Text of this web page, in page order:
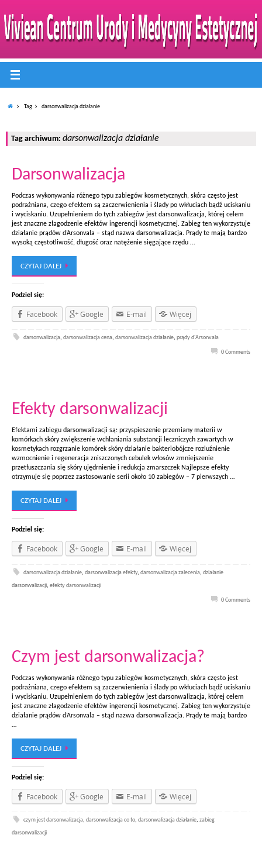
Tag darsonwalizacja działanie
Tag archiwum: darsonwalizacja działanie
Darsonwalizacja
Podczas wykonywania różnego typu zabiegów kosmetycznych, skóra często jest
podrażniana, czego efektem są zaczerwienienia i ślady po wkłuciach bądź uciskaniu
i wyciskaniu. Uzupełnieniem do tych zabiegów jest darsonwalizacja, której celem
jest znaczne złagodzenie efektów ingerencji kosmetycznej. Zabieg ten wykorzystuje
działanie prądów d’Arsonvala – stąd nazwa darsonwalizacja. Prądy te mają bardzo
wysoką częstotliwość, długość oraz natężenie sięgające rzędu …
CZYTAJ DALEJ
Podziel się:
Facebook Google E-mail Więcej
darsonwalizacja,darsonwalizacja cena,darsonwalizacja działanie,prądy d'Arsonvala
0 Comments
Efekty darsonwalizacji
Efektami zabiegu darsonwalizacji są: przyspieszenie przemiany materii w
komórkach skóry zwiększenie wchłaniania substancji leczniczych zawartych w
kosmetykach rozgrzanie komórek skóry działanie bakteriobójcze rozluźnienie
wzmocnienie i regeneracja zniszczonych cebulek włosów zmniejszenie
przetłuszczania się skóry ujędrnienie i redukcja zmarszczek Najlepsze efekty
otrzymuje się poprzez zastosowanie serii około 10 zabiegów – 7 pierwszych …
CZYTAJ DALEJ
Podziel się:
Facebook Google E-mail Więcej
darsonwalizacja działanie,darsonwalizacja efekty,darsonwalizacja zalecenia,działanie
darsonwalizacji, efekty darsonwalizacji
0 Comments
Czym jest darsonwalizacja?
Podczas wykonywania różnego typu zabiegów kosmetycznych, skóra często jest
podrażniana, czego efektem są zaczerwienienia i ślady po wkłuciach bądź uciskaniu
i wyciskaniu. Uzupełnieniem do tych zabiegów jest darsonwalizacja, której celem
jest znaczne złagodzenie efektów ingerencji kosmetycznej. Zabieg ten wykorzystuje
działanie prądów d’Arsonvala – stąd nazwa darsonwalizacja. Prądy te mają bardzo
…
CZYTAJ DALEJ
Podziel się:
Facebook Google E-mail Więcej
czym jest darsonwalizacja,darsonwalizacja co to,darsonwalizacja działanie,zabieg
darsonwalizacji